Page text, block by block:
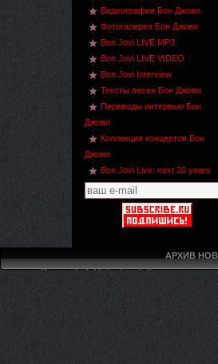
Видеография Бон Джови
Фотогалерея Бон Джови
Bon Jovi LIVE MP3
Bon Jovi LIVE VIDEO
Bon Jovi Interview
Тексты песен Бон Джови
Переводы интервью Бон
Джови
Коллекция концертов Бон
Джови
Bon Jovi Live: next 20 years
АРХИВ
Deprecated: Methods with the same name